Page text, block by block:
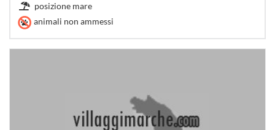
posizione mare
animali non ammessi